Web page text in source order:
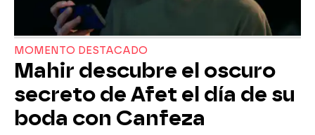
MOMENTO DESTACADO
Mahir descubre el oscuro
secreto de Afet el día de su
boda con Canfeza